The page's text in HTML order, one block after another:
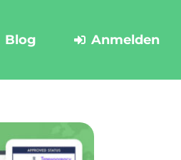
Blog Anmelden